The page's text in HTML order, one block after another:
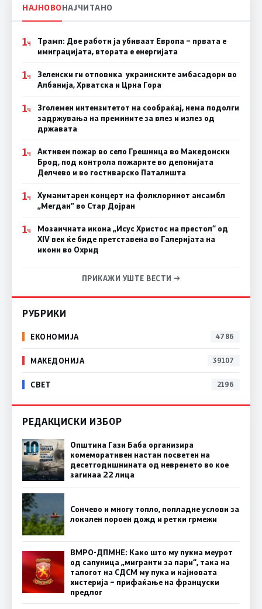
НАЈНОВОНАЈЧИТАНО
1Ч
Трамп: Две работи ја убиваат Европа – првата е
имиграцијата, втората е енергијата
1Ч
Зеленски ги отповика украинските амбасадори во
Албанија, Хрватска и Црна Гора
1Ч
Зголемен интензитетот на сообраќај, нема подолги
задржувања на премините за влез и излез од
државата
1Ч
Активен пожар во село Грешница во Македонски
Брод, под контрола пожарите во депонијата
Делчево и во гостиварско Паталишта
1Ч
Хуманитарен концерт на фолклорниот ансамбл
„Мегдан” во Стар Дојран
1Ч
Мозаичната икона „Исус Христос на престол“ од
XIV век ќе биде претставена во Галеријата на
икони во Охрид
ПРИКАЖИ УШТЕ ВЕСТИ →
РУБРИКИ
ЕКОНОМИЈА 4786
МАКЕДОНИЈА 39107
СВЕТ 2196
РЕДАКЦИСКИ ИЗБОР
Општина Гази Баба организира
комеморативен настан посветен на
десетгодишнината од невремето во кое
загинаа 22 лица
Сончево и многу топло, попладне услови за
локален пороен дожд и ретки грмежи
ВМРО-ДПМНЕ: Како што му пукна меурот
од сапуница „мигранти за пари“, така на
талогот на СДСМ му пука и најновата
хистерија – прифаќање на француски
предлог